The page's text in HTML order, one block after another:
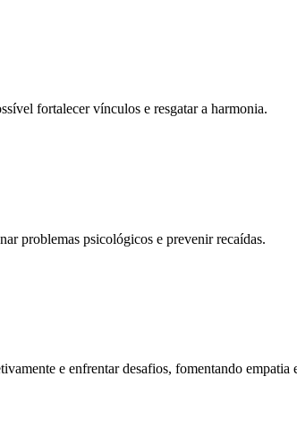
fortalecer vínculos e resgatar a harmonia.
problemas psicológicos e prevenir recaídas.
e enfrentar desafios, fomentando empatia